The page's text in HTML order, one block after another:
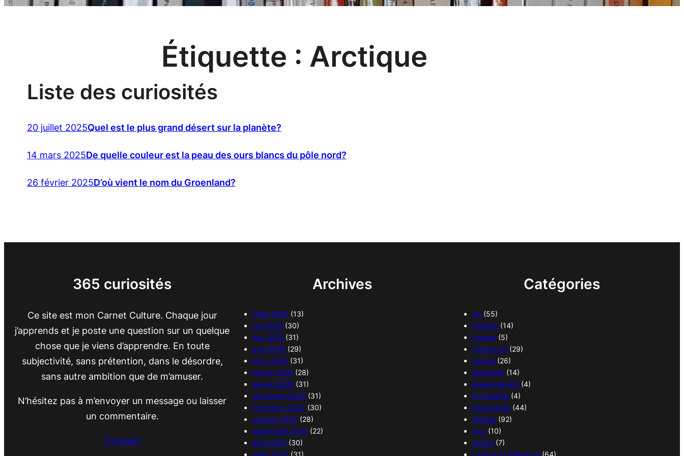
Étiquette : Arctique
Liste des curiosités
20 juillet 2025Quel est le plus grand désert sur la planète?
14 mars 2025De quelle couleur est la peau des ours blancs du pôle nord?
26 février 2025D’où vient le nom du Groenland?
365 curiosités
Ce site est mon Carnet Culture. Chaque jour
j’apprends et je poste une question sur un quelque
chose que je viens d’apprendre. En toute
subjectivité, sans prétention, dans le désordre,
sans autre ambition que de m’amuser.
N’hésitez pas à m’envoyer un message ou laisser
un commentaire.
Contact
Archives
juillet 2026 (13)
juin 2026 (30)
mai 2026 (31)
avril 2026 (29)
mars 2026 (31)
février 2026 (28)
janvier 2026 (31)
décembre 2025 (31)
novembre 2025 (30)
octobre 2025 (28)
septembre 2025 (22)
août 2025 (30)
juillet 2025 (31)
Catégories
art (55)
biologie (14)
cinéma (5)
commerce (29)
cuisine (26)
économie (14)
enseignement (4)
étymologie (4)
géographie (44)
histoire (92)
jeux (10)
justice (7)
Langue et littérature (64)